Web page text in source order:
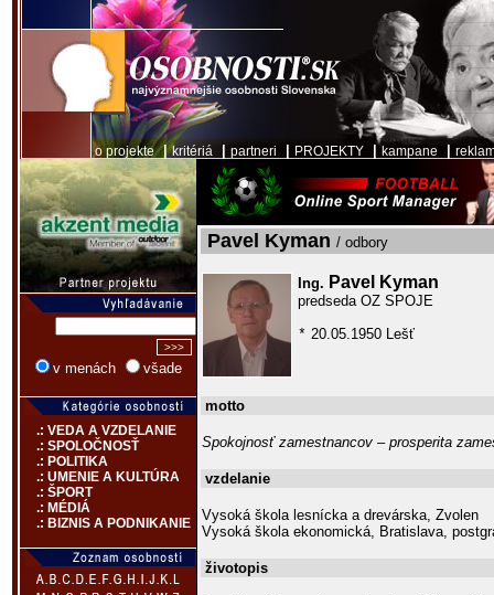
o projekte|kritériá partneri PROJEKTY kampane
v menách všade
.: VEDA A VZDELANIE
.: SPOLOČNOSŤ
.: POLITIKA
.: UMENIE A KULTÚRA
.: ŠPORT
.: MÉDIÁ
.: BIZNIS A PODNIKANIE
Pavel Kyman / odbory
Ing. Pavel Kyman
predseda OZ SPOJE
* 20.05.1950 Lešť
motto
Spokojnosť zamestnancov – prosperita
vzdelanie
Vysoká škola lesnícka a drevárska, Zvolen
Vysoká škola ekonomická, Bratislava,
životopis